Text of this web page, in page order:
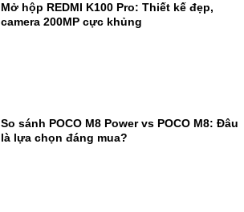
Mở hộp REDMI K100 Pro: Thiết kế đẹp,
camera 200MP cực khủng
So sánh POCO M8 Power vs POCO M8: Đâu
là lựa chọn đáng mua?